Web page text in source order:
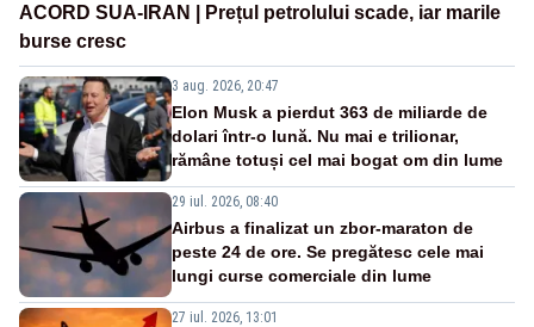
ACORD SUA-IRAN | Prețul petrolului scade, iar marile
burse cresc
3 aug. 2026, 20:47
Elon Musk a pierdut 363 de miliarde de
dolari într-o lună. Nu mai e trilionar,
rămâne totuși cel mai bogat om din lume
29 iul. 2026, 08:40
Airbus a finalizat un zbor-maraton de
peste 24 de ore. Se pregătesc cele mai
lungi curse comerciale din lume
27 iul. 2026, 13:01